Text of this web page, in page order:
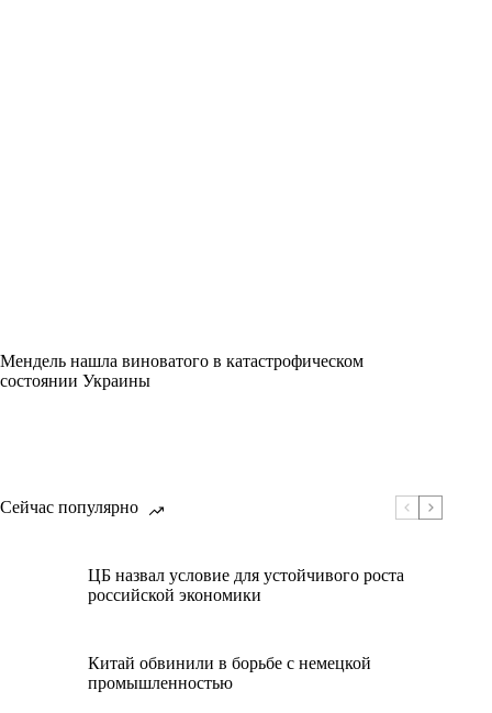
Мендель нашла виноватого в катастрофическом
состоянии Украины
Сейчас популярно
ЦБ назвал условие для устойчивого роста
российской экономики
Китай обвинили в борьбе с немецкой
промышленностью